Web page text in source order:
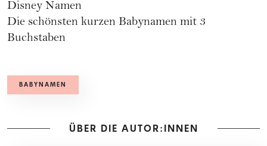
Disney Namen
Die schönsten kurzen Babynamen mit 3
Buchstaben
BABYNAMEN
ÜBER DIE AUTOR:INNEN